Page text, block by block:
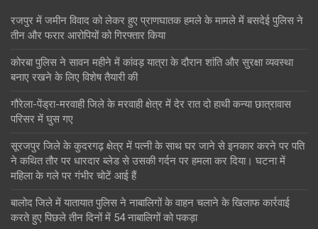
रजपुर में जमीन विवाद को लेकर हुए प्राणघातक हमले के मामले में बसदेई पुलिस ने
तीन और फरार आरोपियों को गिरफ्तार किया
कोरबा पुलिस ने सावन महीने में कांवड़ यात्रा के दौरान शांति और सुरक्षा व्यवस्था
बनाए रखने के लिए विशेष तैयारी की
गौरेला-पेंड्रा-मरवाही जिले के मरवाही क्षेत्र में देर रात दो हाथी कन्या छात्रावास
परिसर में घुस गए
सूरजपुर जिले के कुदरगढ़ क्षेत्र में पत्नी के साथ घर जाने से इनकार करने पर पति
ने कथित तौर पर धारदार ब्लेड से उसकी गर्दन पर हमला कर दिया। घटना में
महिला के गले पर गंभीर चोटें आई हैं
बालोद जिले में यातायात पुलिस ने नाबालिगों के वाहन चलाने के खिलाफ कार्रवाई
करते हुए पिछले तीन दिनों में 54 नाबालिगों को पकड़ा